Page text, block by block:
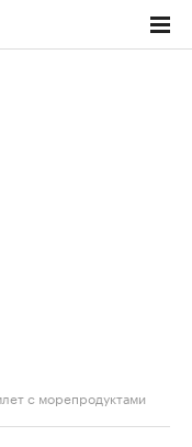
с морепродуктами